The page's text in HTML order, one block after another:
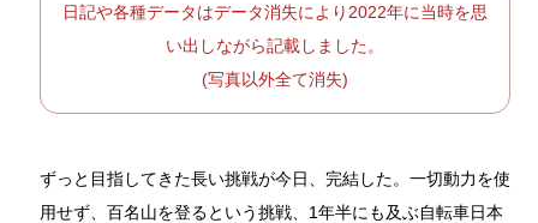
日記や各種データはデータ消失により2022年に当時を思
い出しながら記載しました。
(写真以外全て消失)
ずっと目指してきた長い挑戦が今日、完結した。一切動力を使
用せず、百名山を登るという挑戦、1年半にも及ぶ自転車日本